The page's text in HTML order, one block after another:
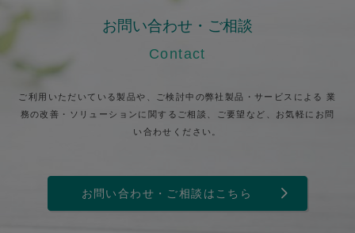
お問い合わせ・ご相談
Contact
ご利用いただいている製品や、ご検討中の弊社製品・サービスによる 業
務の改善・ソリューションに関するご相談、ご要望など、お気軽にお問
い合わせください。
お問い合わせ・ご相談はこちら